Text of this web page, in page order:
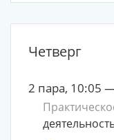
Четверг
2 пара, 10:05